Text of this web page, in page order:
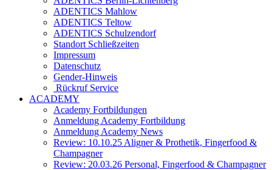
ADENTICS Mahlow
ADENTICS Teltow
ADENTICS Schulzendorf
Standort Schließzeiten
Impressum
Datenschutz
Gender-Hinweis
Rückruf Service
ACADEMY
Academy Fortbildungen
Anmeldung Academy Fortbildung
Anmeldung Academy News
Review: 10.10.25 Aligner & Prothetik, Fingerfood &
Champagner
Review: 20.03.26 Personal, Fingerfood & Champagner